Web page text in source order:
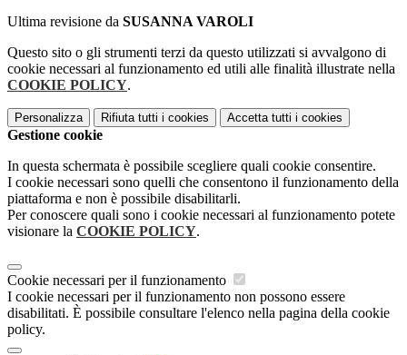
Ultima revisione da SUSANNA VAROLI
Questo sito o gli strumenti terzi da questo utilizzati si avvalgono di
cookie necessari al funzionamento ed utili alle finalità illustrate nella
COOKIE POLICY.
Personalizza Rifiuta tutti i cookies Accetta tutti i cookies
Gestione cookie
In questa schermata è possibile scegliere quali cookie consentire.
I cookie necessari sono quelli che consentono il funzionamento della
piattaforma e non è possibile disabilitarli.
Per conoscere quali sono i cookie necessari al funzionamento potete
visionare la COOKIE POLICY.
Cookie necessari per il funzionamento
I cookie necessari per il funzionamento non possono essere
disabilitati. È possibile consultare l'elenco nella pagina della cookie
policy.